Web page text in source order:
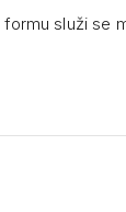
služi se